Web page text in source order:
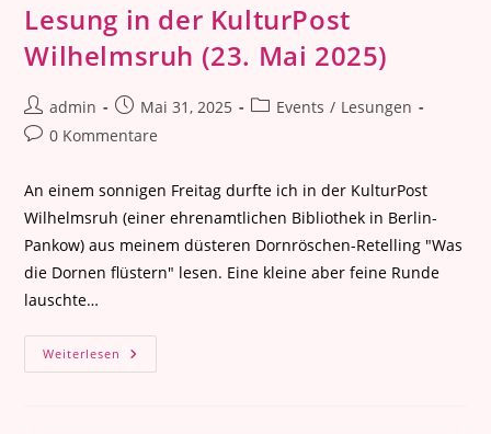
Lesung in der KulturPost
Wilhelmsruh (23. Mai 2025)
Beitrags-
Autor:
admin
Beitrag
veröffentlicht:
Mai 31, 2025
Beitrags-
Events / Lesungen
Beitrags-
0 Kommentare
An einem sonnigen Freitag durfte ich in der KulturPost
Wilhelmsruh (einer ehrenamtlichen Bibliothek in Berlin-
Pankow) aus meinem düsteren Dornröschen-Retelling "Was
die Dornen flüstern" lesen. Eine kleine aber feine Runde
lauschte…
Weiterlesen Lesung
In